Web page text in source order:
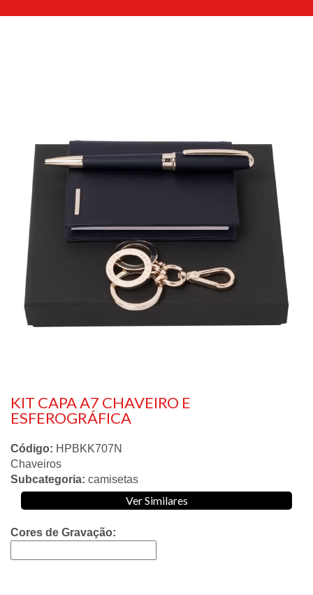
KIT CAPA A7 CHAVEIRO E
ESFEROGRÁFICA
Código: HPBKK707N
Chaveiros
Subcategoria: camisetas
Ver Similares
Cores de Gravação: